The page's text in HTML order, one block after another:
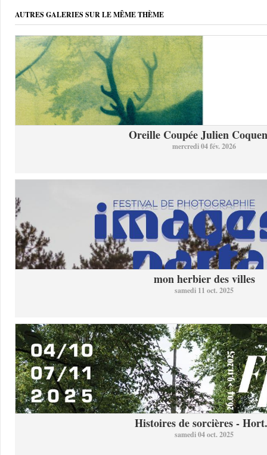
AUTRES GALERIES SUR LE MÊME THÈME
Oreille Coupée Julien
mercredi 04 fév. 2026
mon herbier des villes
samedi 11 oct. 2025
Histoires de sorcières -
samedi 04 oct. 2025